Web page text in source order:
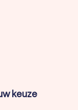
keuze